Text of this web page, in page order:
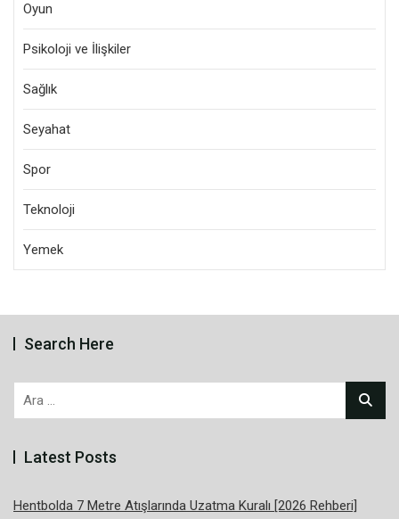
Oyun
Psikoloji ve İlişkiler
Sağlık
Seyahat
Spor
Teknoloji
Yemek
Search Here
Arama:
Latest Posts
Hentbolda 7 Metre Atışlarında Uzatma Kuralı [2026 Rehberi]